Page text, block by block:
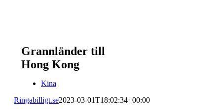
Grannländer till
Hong Kong
Kina
Ringabilligt.se2023-03-01T18:02:34+00:00